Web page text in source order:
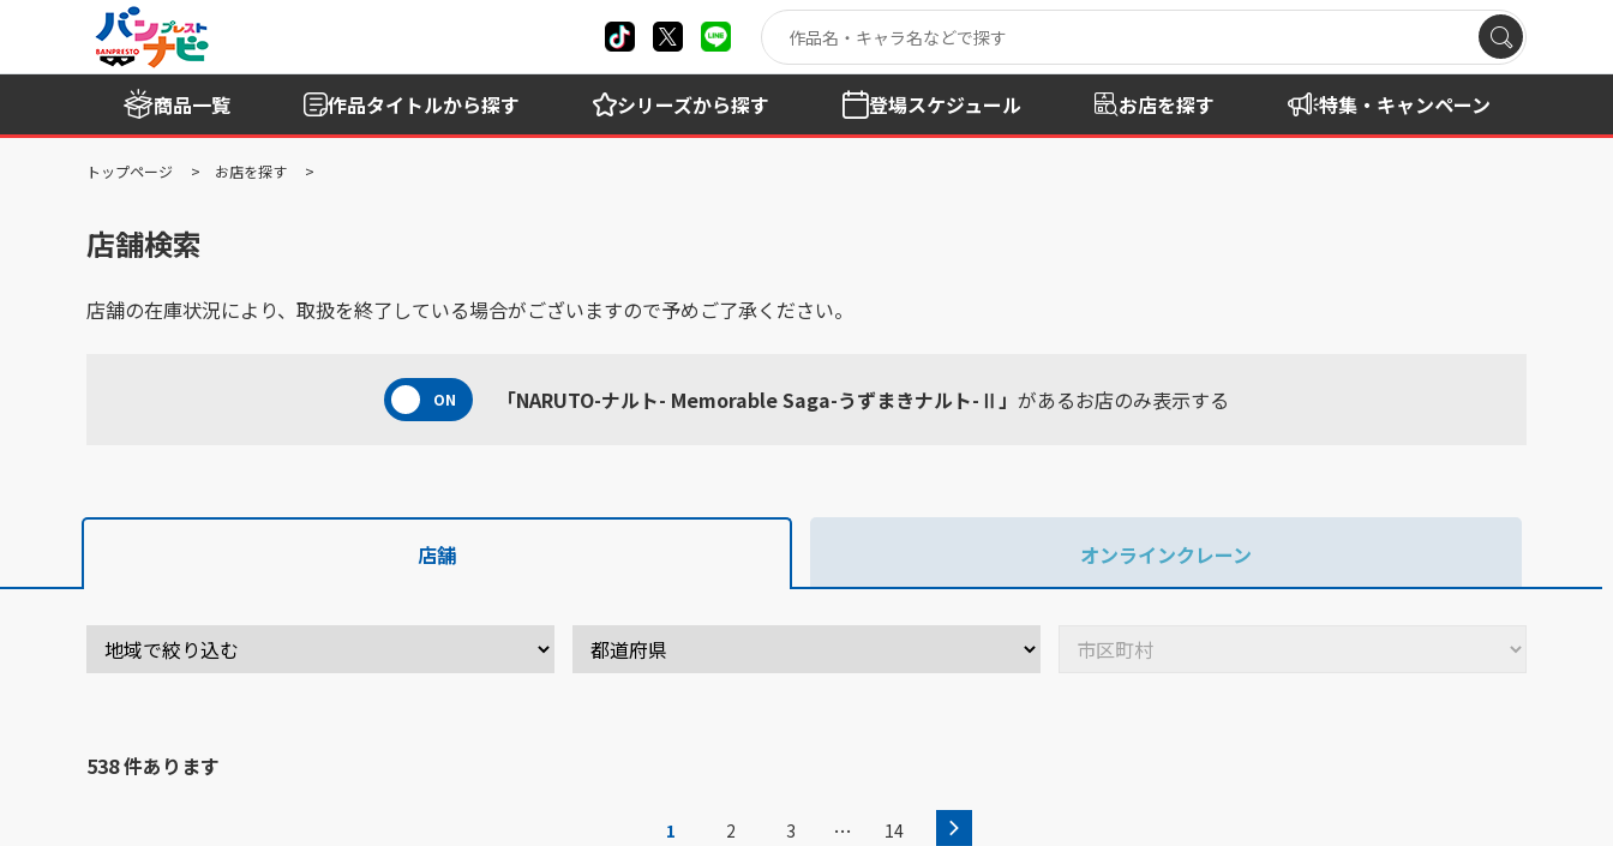
商品一覧 作品タイトルから探す シリーズから探す 登場スケジュール お店を探す 特集・キャンペーン
トップページ お店を探す
店舗検索
店舗の在庫状況により、取扱を終了している場合がございますので予めご了承ください。
「NARUTO-ナルト- Memorable Saga-うずまきナルト-Ⅱ」 があるお店のみ表示する
店舗 オンラインクレーン
538 件あります
1 2 3 … 14